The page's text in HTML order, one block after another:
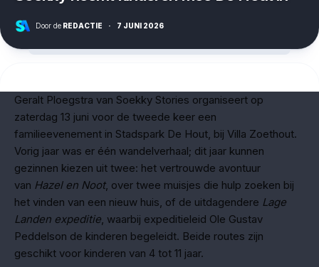
Door de REDACTIE · 7 JUNI 2026
Geralt Ploegstra van Soekky Stories organiseert op
zaterdag 13 juni voor de tweede keer een
familieevenement in Stadspark De Hout, bij Villa Zoethout.
Vorig jaar was er één wandelverhaal; dit jaar kunnen
gezinnen kiezen uit twee: het vertrouwde avontuur
van Hazel en Noot, over twee muisjes die hulp zoeken bij
het vinden van een nieuw huis, of de uitdagendere Lage
Landen expeditie, waarbij expeditieleid Ole Gustav
Peddelson de kinderen begeleidt. Beide routes zijn
geschikt voor kinderen van 4 tot 11 jaar.